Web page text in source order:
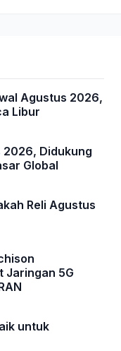
Agustus 2026,
Libur
2026, Didukung
Global
Reli Agustus
Jaringan 5G
untuk